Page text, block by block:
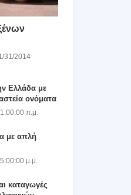
31/2014
Ελλάδα με
ονόματα
π.μ.
με απλή
μ.μ.
καταγωγές